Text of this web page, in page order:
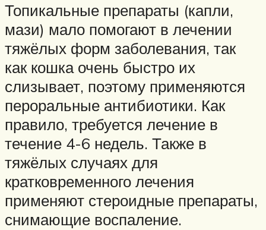
Топикальные препараты (капли,
мази) мало помогают в лечении
тяжёлых форм заболевания, так
как кошка очень быстро их
слизывает, поэтому применяются
пероральные антибиотики. Как
правило, требуется лечение в
течение 4-6 недель. Также в
тяжёлых случаях для
кратковременного лечения
применяют стероидные препараты,
снимающие воспаление.